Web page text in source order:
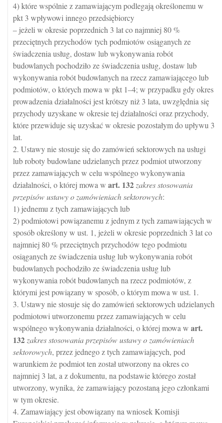
4) które wspólnie z zamawiającym podlegają określonemu w
pkt 3 wpływowi innego przedsiębiorcy
– jeżeli w okresie poprzednich 3 lat co najmniej 80 %
przeciętnych przychodów tych podmiotów osiąganych ze
świadczenia usług, dostaw lub wykonywania robót
budowlanych pochodziło ze świadczenia usług, dostaw lub
wykonywania robót budowlanych na rzecz zamawiającego lub
podmiotów, o których mowa w pkt 1–4; w przypadku gdy okres
prowadzenia działalności jest krótszy niż 3 lata, uwzględnia się
przychody uzyskane w okresie tej działalności oraz przychody,
które przewiduje się uzyskać w okresie pozostałym do upływu 3
lat.
2. Ustawy nie stosuje się do zamówień sektorowych na usługi
lub roboty budowlane udzielanych przez podmiot utworzony
przez zamawiających w celu wspólnego wykonywania
działalności, o której mowa w art. 132 zakres stosowania
przepisów ustawy o zamówieniach sektorowych:
1) jednemu z tych zamawiających lub
2) podmiotowi powiązanemu z jednym z tych zamawiających w
sposób określony w ust. 1, jeżeli w okresie poprzednich 3 lat co
najmniej 80 % przeciętnych przychodów tego podmiotu
osiąganych ze świadczenia usług lub wykonywania robót
budowlanych pochodziło ze świadczenia usług lub
wykonywania robót budowlanych na rzecz podmiotów, z
którymi jest powiązany w sposób, o którym mowa w ust. 1.
3. Ustawy nie stosuje się do zamówień sektorowych udzielanych
podmiotowi utworzonemu przez zamawiających w celu
wspólnego wykonywania działalności, o której mowa w art.
132 zakres stosowania przepisów ustawy o zamówieniach
sektorowych, przez jednego z tych zamawiających, pod
warunkiem że podmiot ten został utworzony na okres co
najmniej 3 lat, a z dokumentu, na podstawie którego został
utworzony, wynika, że zamawiający pozostaną jego członkami
w tym okresie.
4. Zamawiający jest obowiązany na wniosek Komisji